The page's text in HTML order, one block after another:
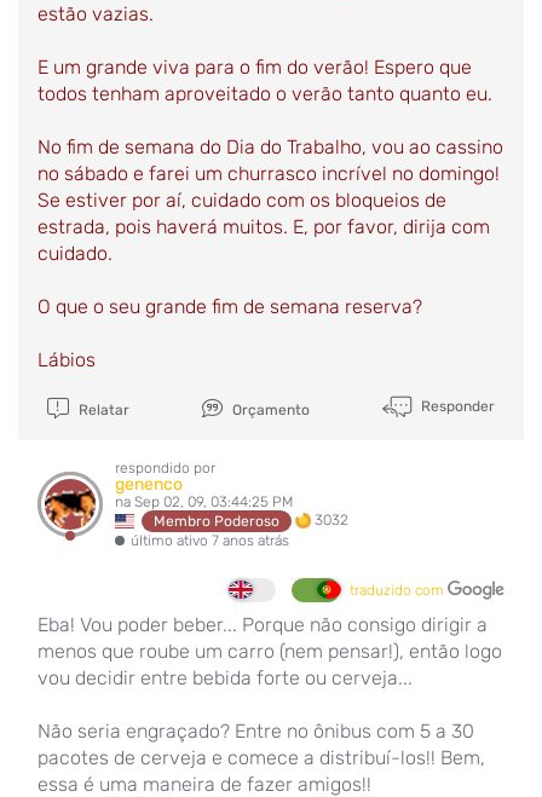
estão vazias.
E um grande viva para o fim do verão! Espero que
todos tenham aproveitado o verão tanto quanto eu.
No fim de semana do Dia do Trabalho, vou ao cassino
no sábado e farei um churrasco incrível no domingo!
Se estiver por aí, cuidado com os bloqueios de
estrada, pois haverá muitos. E, por favor, dirija com
cuidado.
O que o seu grande fim de semana reserva?
Lábios
Relatar Orçamento Responder
respondido por
genenco
na Sep 02, 09, 03:44:25 PM
Membro Poderoso
3032
último ativo 7 anos atrás
traduzido com
Eba! Vou poder beber... Porque não consigo dirigir a
menos que roube um carro (nem pensar!), então logo
vou decidir entre bebida forte ou cerveja...
Não seria engraçado? Entre no ônibus com 5 a 30
pacotes de cerveja e comece a distribuí-los!! Bem,
essa é uma maneira de fazer amigos!!